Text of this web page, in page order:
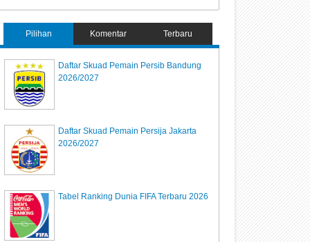
Pilihan Komentar Terbaru
Daftar Skuad Pemain Persib Bandung
2026/2027
Daftar Skuad Pemain Persija Jakarta
2026/2027
Tabel Ranking Dunia FIFA Terbaru 2026